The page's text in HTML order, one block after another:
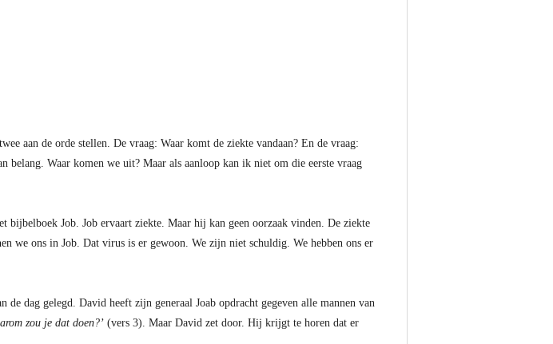
aan de orde stellen. De vraag: Waar komt de ziekte vandaan? En de vraag:
belang. Waar komen we uit? Maar als aanloop kan ik niet om die eerste vraag
bijbelboek Job. Job ervaart ziekte. Maar hij kan geen oorzaak vinden. De ziekte
we ons in Job. Dat virus is er gewoon. We zijn niet schuldig. We hebben ons er
dag gelegd. David heeft zijn generaal Joab opdracht gegeven alle mannen van
zou je dat doen?’ (vers 3). Maar David zet door. Hij krijgt te horen dat er